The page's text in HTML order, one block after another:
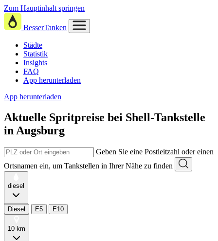
Zum Hauptinhalt springen
BesserTanken
Städte
Statistik
Insights
FAQ
App herunterladen
App herunterladen
Aktuelle Spritpreise bei Shell-Tankstelle
in Augsburg
Geben Sie eine Postleitzahl oder einen
Ortsnamen ein, um Tankstellen in Ihrer Nähe zu finden
diesel
Diesel E5 E10
10 km